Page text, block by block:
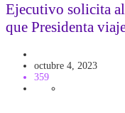
Ejecutivo solicita
que Presidenta
octubre 4, 2023
359